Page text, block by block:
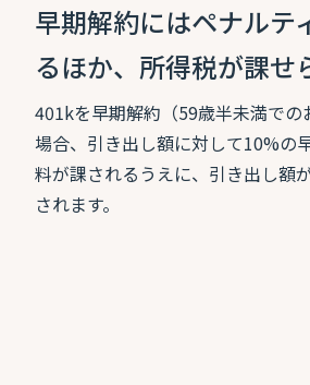
早期解約にはペナルテ
るほか、所得税が課せ
401kを早期解約（59歳半未満での
場合、引き出し額に対して10%の
料が課されるうえに、引き出し額
されます。